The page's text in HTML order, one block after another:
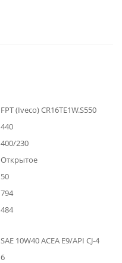
FPT (Iveco) CR16TE1W.S550
440
400/230
Открытое
50
794
484
SAE 10W40 ACEA E9/API CJ-4
6